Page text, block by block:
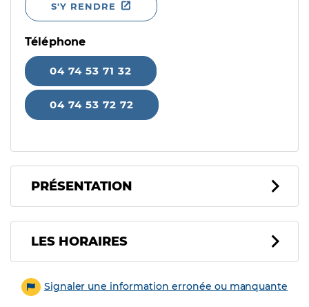
S'Y RENDRE
Téléphone
04 74 53 71 32
04 74 53 72 72
PRÉSENTATION
LES HORAIRES
Signaler une information erronée ou manquante